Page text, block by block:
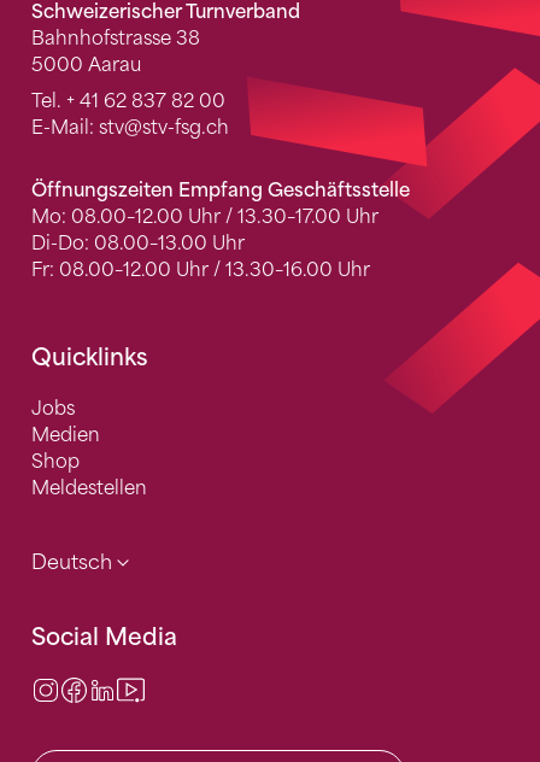
Schweizerischer Turnverband
Bahnhofstrasse 38
5000 Aarau
Tel. + 41 62 837 82 00
E-Mail: stv@stv-fsg.ch
Öffnungszeiten Empfang Geschäftsstelle
Mo: 08.00–12.00 Uhr / 13.30–17.00 Uhr
Di-Do: 08.00–13.00 Uhr
Fr: 08.00–12.00 Uhr / 13.30–16.00 Uhr
Quicklinks
Jobs
Medien
Shop
Meldestellen
Deutsch
Social Media
Instagram
Facebook
LinkedIn